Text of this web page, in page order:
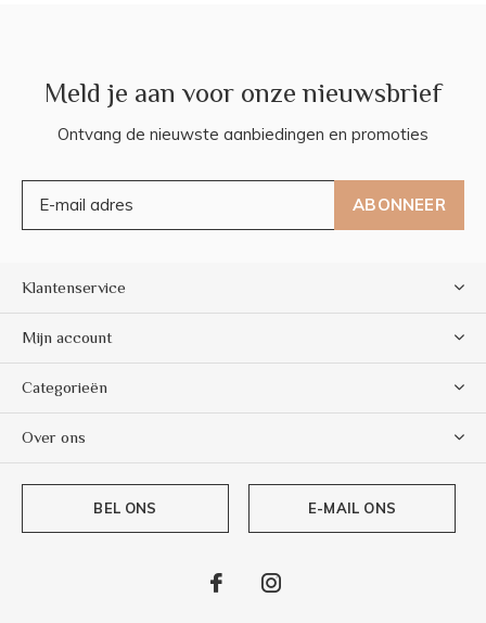
Meld je aan voor onze nieuwsbrief
Ontvang de nieuwste aanbiedingen en promoties
ABONNEER
Klantenservice
Mijn account
Categorieën
Over ons
BEL ONS E-MAIL ONS